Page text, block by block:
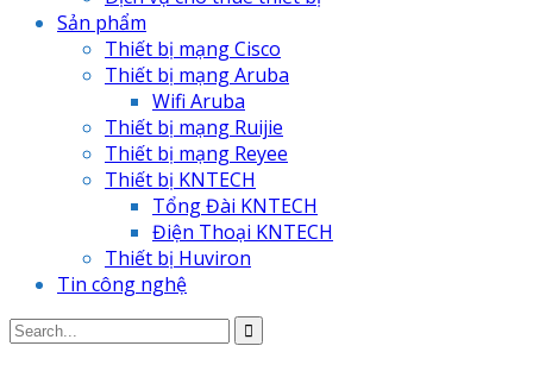
Sản phẩm
Thiết bị mạng Cisco
Thiết bị mạng Aruba
Wifi Aruba
Thiết bị mạng Ruijie
Thiết bị mạng Reyee
Thiết bị KNTECH
Tổng Đài KNTECH
Điện Thoại KNTECH
Thiết bị Huviron
Tin công nghệ